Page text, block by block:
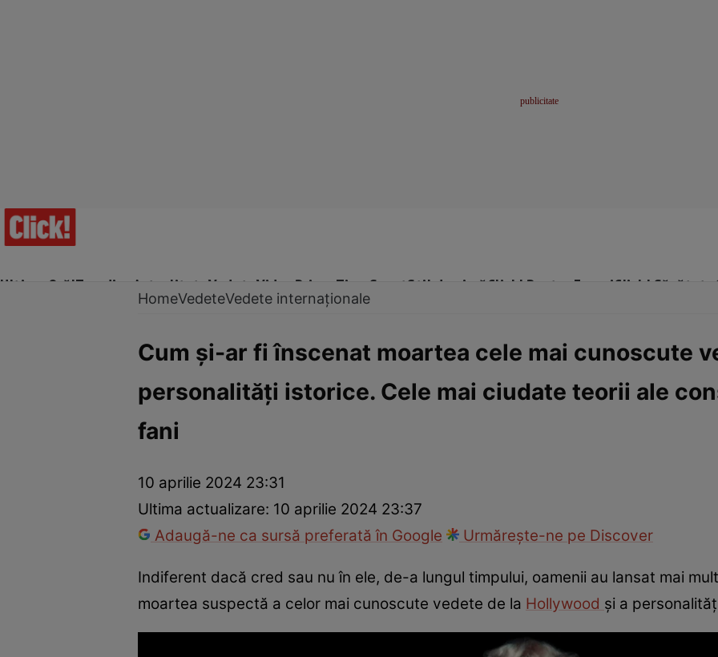
Ultima Oră!Trending Actualitate Vedete Video Prime Time SportStil de viațăClick! Pentru FemeiClick! Sănătate
Vedete internaționaleVedete româneștiInterviurile Click! Paparazzii Click!
HomeVedeteVedete internaționale
Cum și-ar fi înscenat moartea cele mai cunoscute
personalități istorice. Cele mai ciudate teorii ale
fani
10 aprilie 2024 23:31
Ultima actualizare: 10 aprilie 2024 23:37
Adaugă-ne ca sursă preferată în Google
Urmărește-ne pe Discover
Indiferent dacă cred sau nu în ele, de-a lungul timpului, oamenii au lansat mai
moartea suspectă a celor mai cunoscute vedete de la Hollywood și a